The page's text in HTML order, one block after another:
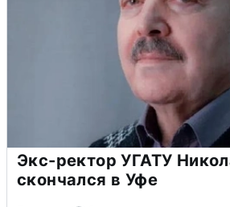
Экс-ректор УГАТУ
скончался в Уфе